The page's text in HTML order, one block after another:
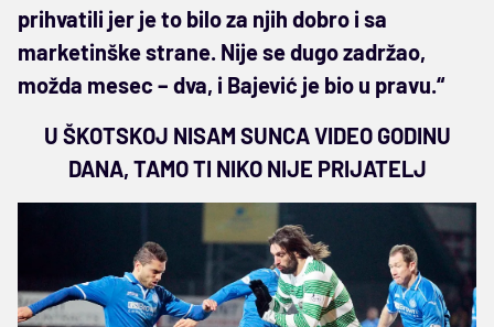
prihvatili jer je to bilo za njih dobro i sa
marketinške strane. Nije se dugo zadržao,
možda mesec – dva, i Bajević je bio u pravu.“
U ŠKOTSKOJ NISAM SUNCA VIDEO GODINU
DANA, TAMO TI NIKO NIJE PRIJATELJ